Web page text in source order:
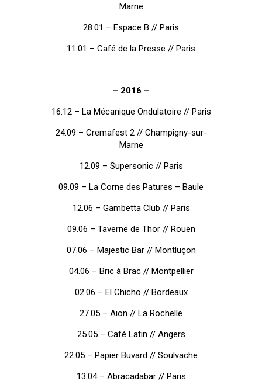
Marne
28.01 – Espace B // Paris
11.01 – Café de la Presse // Paris
– 2016 –
16.12 – La Mécanique Ondulatoire // Paris
24.09 – Cremafest 2 // Champigny-sur-
Marne
12.09 – Supersonic // Paris
09.09 – La Corne des Patures – Baule
12.06 – Gambetta Club // Paris
09.06 – Taverne de Thor // Rouen
07.06 – Majestic Bar // Montluçon
04.06 – Bric à Brac // Montpellier
02.06 – El Chicho // Bordeaux
27.05 – Aion // La Rochelle
25.05 – Café Latin // Angers
22.05 – Papier Buvard // Soulvache
13.04 – Abracadabar // Paris